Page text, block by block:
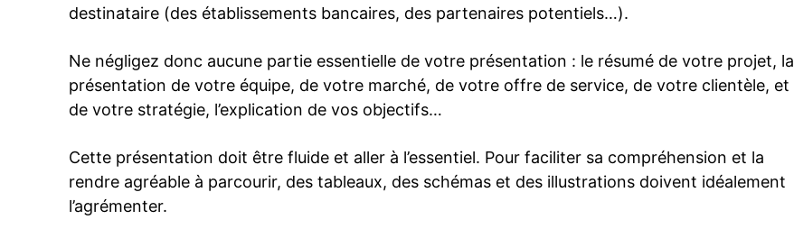
destinataire (des établissements bancaires, des partenaires potentiels…).
Ne négligez donc aucune partie essentielle de votre présentation : le résumé de votre projet, la
présentation de votre équipe, de votre marché, de votre offre de service, de votre clientèle, et
de votre stratégie, l’explication de vos objectifs…
Cette présentation doit être fluide et aller à l’essentiel. Pour faciliter sa compréhension et la
rendre agréable à parcourir, des tableaux, des schémas et des illustrations doivent idéalement
l’agrémenter.